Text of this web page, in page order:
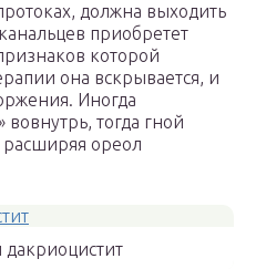
должна выходить
приобретет
которой
она вскрывается, и
Иногда
вовнутрь, тогда гной
расширяя ореол